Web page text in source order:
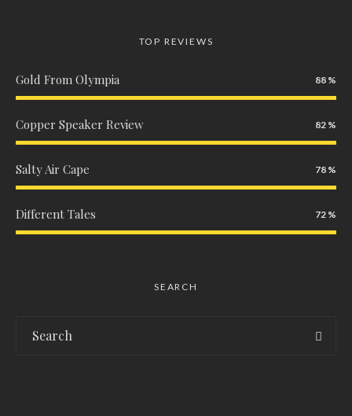
TOP REVIEWS
Gold From Olympia 88
Copper Speaker Review 82
Salty Air Cape 78
Different Tales 72
SEARCH